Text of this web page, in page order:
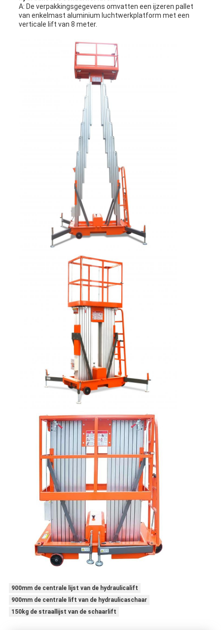
A: De verpakkingsgegevens omvatten een ijzeren pallet
van enkelmast aluminium luchtwerkplatform met een
verticale lift van 8 meter.
900mm de centrale lijst van de hydraulicalift
900mm de centrale lift van de hydraulicaschaar
150kg de straallijst van de schaarlift